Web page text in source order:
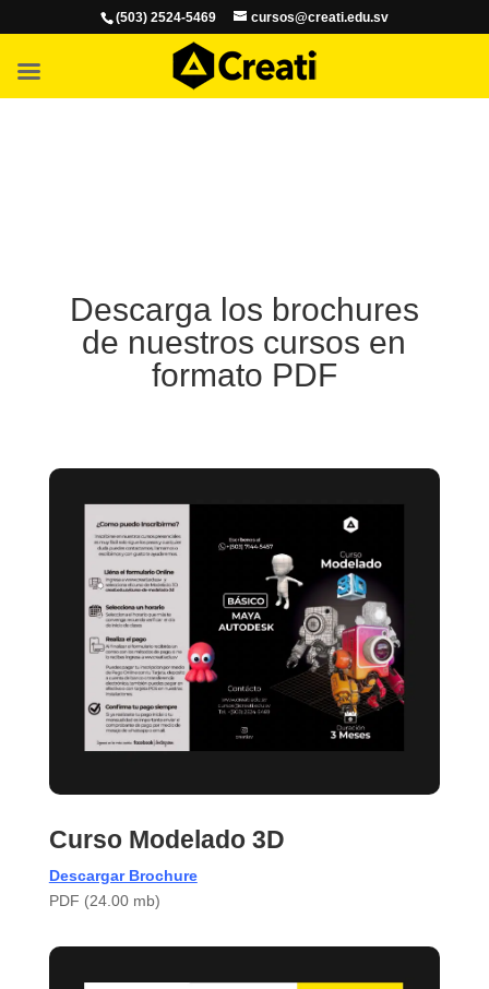
(503) 2524-5469 cursos@creati.edu.sv
Descarga los brochures
de nuestros cursos en
formato PDF
Curso Modelado 3D
Descargar Brochure
PDF (24.00 mb)